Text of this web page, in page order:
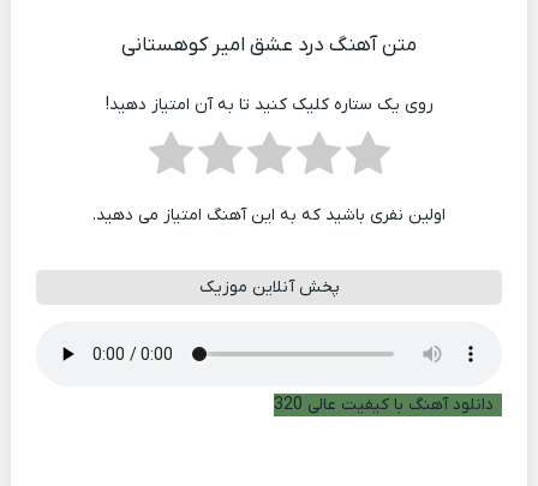
متن آهنگ درد عشق امیر کوهستانی
روی یک ستاره کلیک کنید تا به آن امتیاز دهید!
اولین نفری باشید که به این آهنگ امتیاز می دهید.
پخش آنلاین موزیک
دانلود آهنگ با کیفیت عالی 320